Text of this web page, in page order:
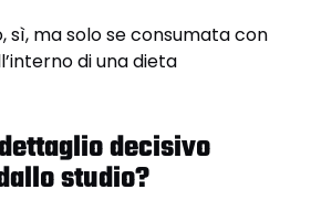
sì, ma solo se consumata con
di una dieta
decisivo
studio?